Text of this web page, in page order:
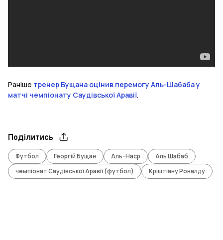
Раніше тренер Бущана оцінив перемогу Аль-Шабаба у
матчі чемпіонату Саудівської Аравії.
Поділитись
Футбол Георгій Бущан Аль-Наср
Аль Шабаб
чемпіонат Саудівської Аравії (футбол)
Кріштіану Роналду